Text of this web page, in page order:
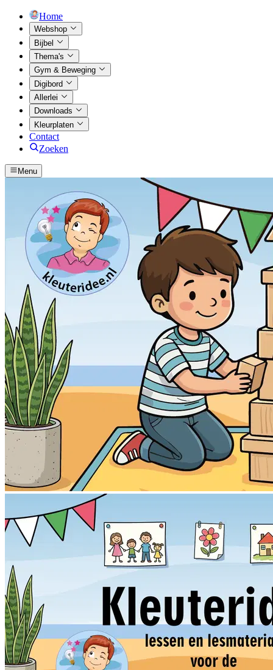
Home
Webshop
Bijbel
Thema's
Gym & Beweging
Digibord
Allerlei
Downloads
Kleurplaten
Contact
Zoeken
Menu